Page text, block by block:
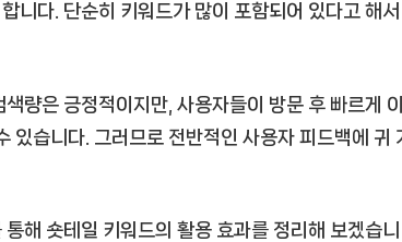
니다. 단순히 키워드가 많이 포함되어 있다고 해서
량은 긍정적이지만, 사용자들이 방문 후 빠르게 이
있습니다. 그러므로 전반적인 사용자 피드백에 귀
해 숏테일 키워드의 활용 효과를 정리해 보겠습니